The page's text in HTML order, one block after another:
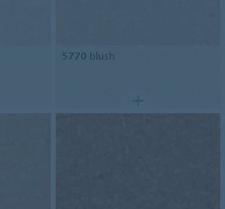
5770 blush